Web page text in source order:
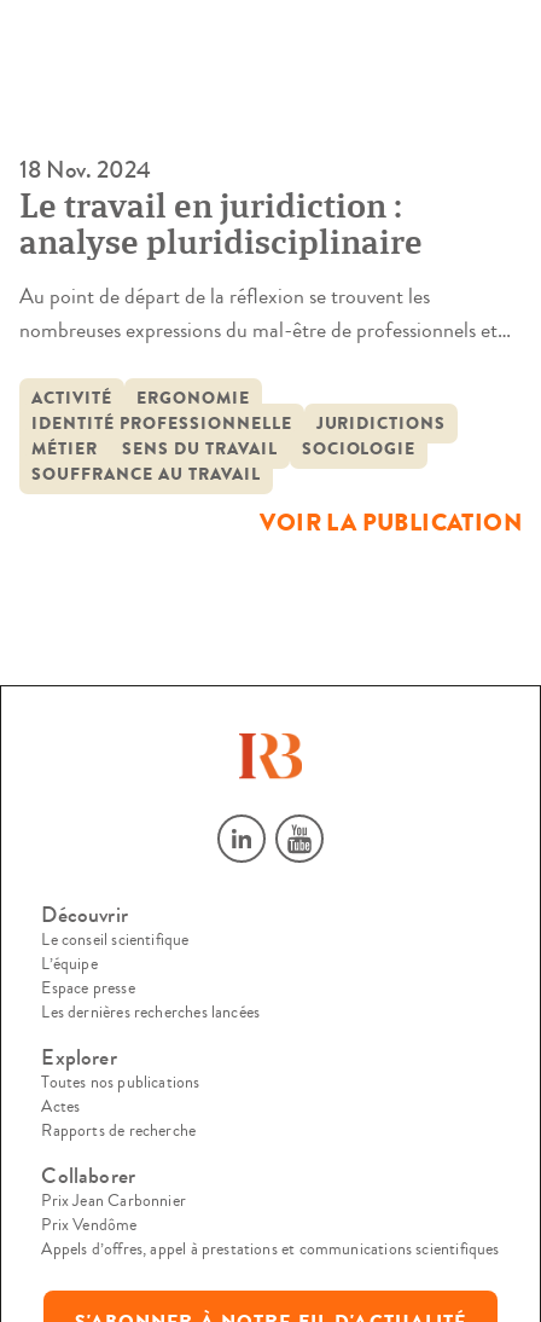
18 Nov. 2024
Le travail en juridiction :
analyse pluridisciplinaire
Au point de départ de la réflexion se trouvent les
nombreuses expressions du mal-être de professionnels et
magistrats, greffières, greffiers, avocates ou avocats. Au-
delà des souffrances personnelles, sont mises en cause la
faiblesse des moyens alloués, l’organisation même du travail
et la distorsion entre la réalité de l’activité […]
ACTIVITÉ
ERGONOMIE
IDENTITÉ PROFESSIONNELLE
JURIDICTIONS
MÉTIER
SENS DU TRAVAIL
SOCIOLOGIE
SOUFFRANCE AU TRAVAIL
VOIR LA PUBLICATION
Découvrir
Le conseil scientifique
L’équipe
Espace presse
Les dernières recherches lancées
Explorer
Toutes nos publications
Actes
Rapports de recherche
Collaborer
Prix Jean Carbonnier
Prix Vendôme
Appels d’offres, appel à prestations et communications scientifiques